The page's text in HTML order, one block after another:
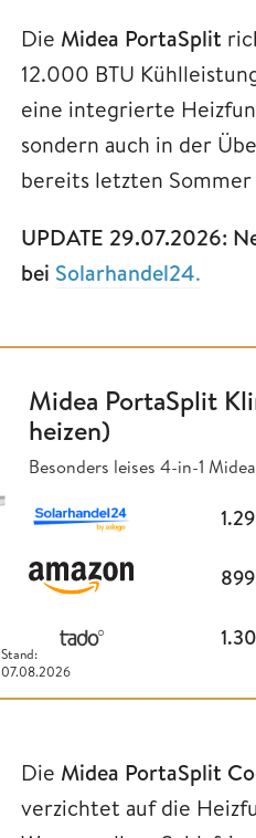
Die Midea PortaSplit
12.000 BTU
eine integrierte
sondern auch in der
bereits letzten Sommer
UPDATE 29.07.2026:
bei Solarhandel24.
Stand:
07.08.2026
Midea PortaSplit
heizen)
Besonders leises 4-in-1
Die Midea PortaSplit
verzichtet auf die